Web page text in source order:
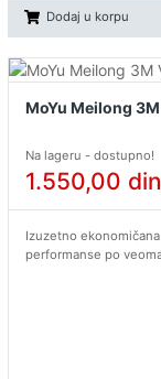
Dodaj u korpu
MoYu Meilong
Na lageru - dostupno!
1.550,00 din
Izuzetno
performanse po